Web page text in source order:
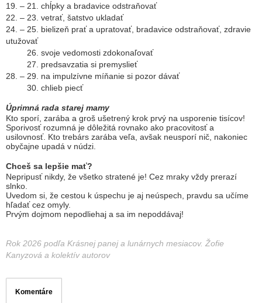
19. – 21. chĺpky a bradavice odstraňovať
22. – 23. vetrať, šatstvo ukladať
24. – 25. bielizeň prať a upratovať, bradavice odstraňovať, zdravie
utužovať
26. svoje vedomosti zdokonaľovať
27. predsavzatia si premyslieť
28. – 29. na impulzívne míňanie si pozor dávať
30. chlieb piecť
Úprimná rada starej mamy
Kto sporí, zarába a groš ušetrený krok prvý na usporenie tisícov!
Sporivosť rozumná je dôležitá rovnako ako pracovitosť a
usilovnosť. Kto trebárs zarába veľa, avšak neusporí nič, nakoniec
obyčajne upadá v núdzi.
Chceš sa lepšie mať?
Nepripusť nikdy, že všetko stratené je! Cez mraky vždy prerazí
slnko.
Uvedom si, že cestou k úspechu je aj neúspech, pravdu sa učíme
hľadať cez omyly.
Prvým dojmom nepodliehaj a sa im nepoddávaj!
Rok 2026 podľa Krásnej panej a lunárnych mesiacov. Žofie
Kanyzová a kolektív autorov
Komentáre